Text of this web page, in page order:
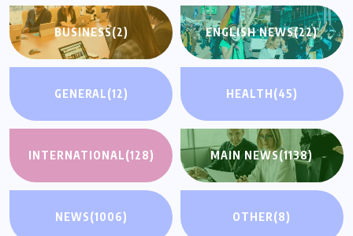
BUSINESS(2) ENGLISH NEWS(22)
GENERAL(12) HEALTH(45)
INTERNATIONAL(128) MAIN NEWS(1138)
NEWS(1006) OTHER(8)